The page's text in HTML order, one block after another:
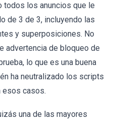
todos los anuncios que le
de 3 de 3, incluyendo las
y superposiciones. No
advertencia de bloqueo de
lo que es una buena
ha neutralizado los scripts
esos casos.
una de las mayores